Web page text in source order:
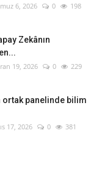
6, 2026 0 198
Zekânın
19, 2026 0 229
ortak panelinde bilim
17, 2026 0 381